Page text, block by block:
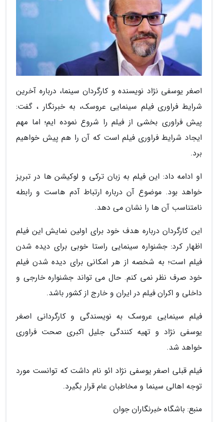
اصغر یوسفی نژاد نویسنده و کارگردان سینما، درباره آخرین
شرایط فراوری فیلم سینمایی عروسک، به خبرنگار ، گفت:
پیش فراوری بخشی از فیلم را شروع نموده ایم؛ اما مهم
ایجاد شرایط فراوری فیلم است که آن را هم پیش خواهیم
برد.
او ادامه داد: این فیلم به زبان ترکی و لوکیشن ها در تبریز
خواهد بود. موضوع آن درباره ارتباط آدم هاست و رابطه
نامتناسب آن ها را نشان می دهد.
این کارگردان درباره هدف خود برای اولین نمایش این فیلم
اظهار کرد: جشنواره سینمایی راستا خوبی برای دیده شدن
فیلم است؛ به شخصه از هر امکانی برای دیده شدن فیلم
خود صرف نظر نمی کنم. حال می تواند جشنواره خارجی و
داخلی و اکران فیلم در ایران و خارج از کشور باشد.
فیلم سینمایی عروسک به نویسندگی و کارگردانی اصغر
یوسفی نژاد و تهیه کنندگی جلیل اکبری صحت فراوری
خواهد شد.
فیلم قبلی اصغر یوسفی نژاد ائو نام داشت که توانست مورد
توجه اهالی سینما و مخاطبان عام قرار بگیرد.
منبع: باشگاه خبرنگاران جوان